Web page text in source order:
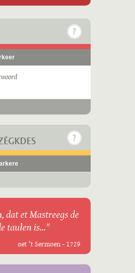
dat et Mastreegs de
taulen is..."
oet 't Sermoen - 1729